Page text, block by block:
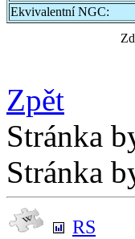
Ekvivalentní NGC:
Zpět
Stránka
Stránka
RS